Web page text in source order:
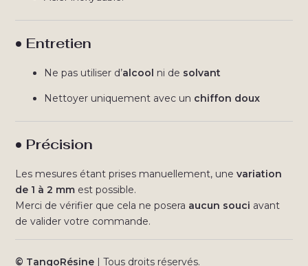
• Entretien
Ne pas utiliser d’alcool ni de solvant
Nettoyer uniquement avec un chiffon doux
• Précision
Les mesures étant prises manuellement, une variation
de 1 à 2 mmest possible.
Merci de vérifier que cela ne posera aucun souci avant
de valider votre commande.
© TangoRésine| Tous droits réservés.